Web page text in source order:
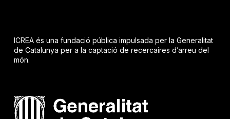
ICREA és una fundació pública impulsada per la Generalitat
de Catalunya per a la captació de recercaires d’arreu del
món.